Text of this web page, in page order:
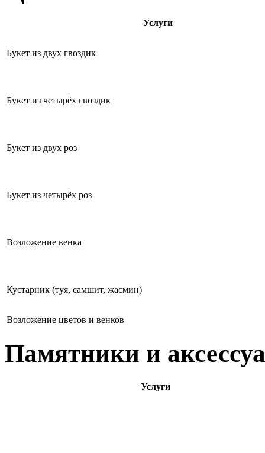
Услуги
Букет из двух гвоздик
Букет из четырёх гвоздик
Букет из двух роз
Букет из четырёх роз
Возложение венка
Кустарник (туя, самшит, жасмин)
Возложение цветов и венков
Памятники и
Услуги